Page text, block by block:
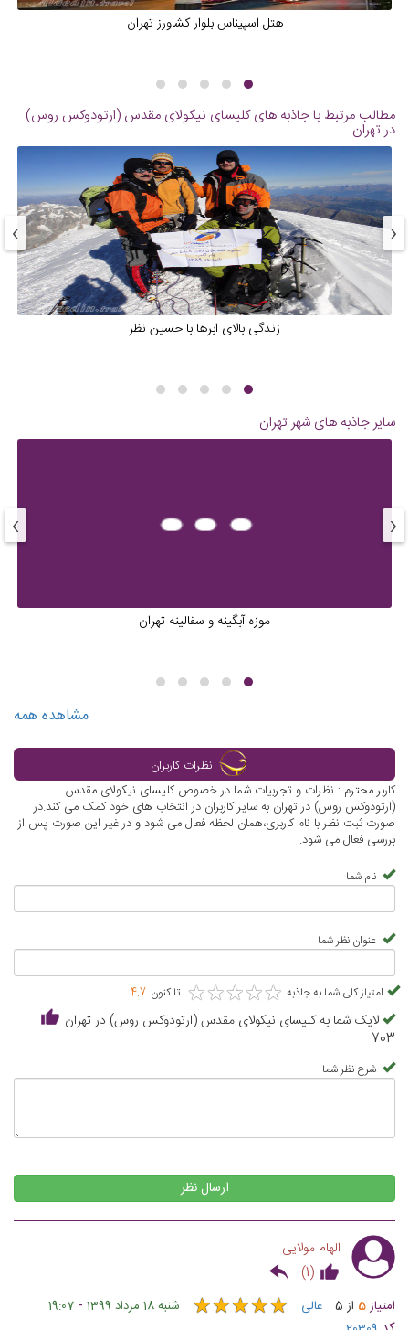
هتل اسپیناس بلوار کشاورز تهران
مطالب مرتبط با جاذبه های کلیسای نیکولای مقدس (ارتودوکس روس)
در تهران
زندگی بالای ابرها با حسین نظر
‹
›
سایر جاذبه های شهر تهران
موزه آبگینه و سفالینه تهران
‹
›
مشاهده همه
نظرات کاربران
کاربر محترم : نظرات و تجربیات شما در خصوص کلیسای نیکولای مقدس
(ارتودوکس روس) در تهران به سایر کاربران در انتخاب های خود کمک می کند.در
صورت ثبت نظر با نام کاربری،همان لحظه فعال می شود و در غیر این صورت پس از
بررسی فعال می شود.
نام شما
عنوان نظر شما
امتیاز کلی شما به جاذبه ★★★★★
★★★★★ تا کنون 4.7
لایک شما به کلیسای نیکولای مقدس (ارتودوکس روس) در تهران
703
شرح نظر شما
ارسال نظر
الهام مولایی
(
1
)
امتیاز5 از 5 عالی ★★★★★
★★★★★ شنبه 18 مرداد 1399 -
19:07